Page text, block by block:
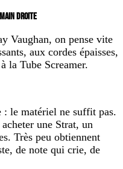
DROITE
Vaughan, on pense vite
aux cordes épaisses,
la Tube Screamer.
: le matériel ne suffit pas.
une Strat, un
Très peu obtiennent
de note qui crie, de